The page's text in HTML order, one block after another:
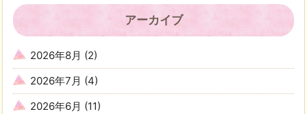
アーカイブ
2026年8月 (2)
2026年7月 (4)
2026年6月 (11)